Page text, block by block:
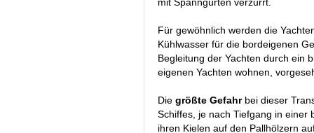
mit Spanngurten verzurrt.
Für gewöhnlich werden die
Kühlwasser für die bordeigenen
Begleitung der Yachten durch ein
eigenen Yachten wohnen,
Die größte Gefahrbei dieser
Schiffes, je nach Tiefgang in einer
ihren Kielen auf den Pallhölzern